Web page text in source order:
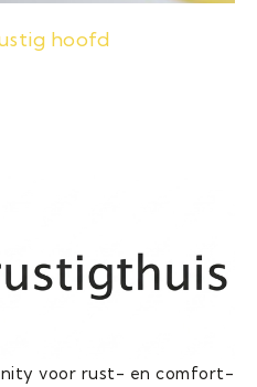
hoofd
voor rust- en comfort-